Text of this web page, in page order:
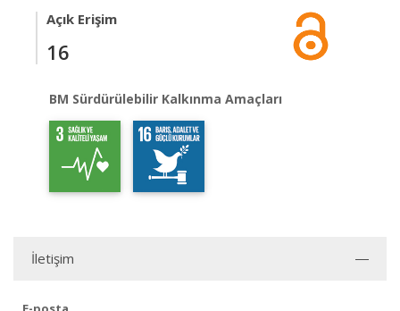
Açık Erişim
16
BM Sürdürülebilir Kalkınma Amaçları
İletişim